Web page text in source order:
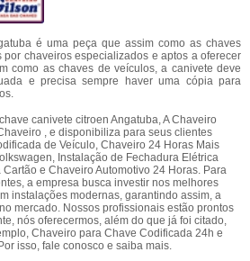
é uma peça que assim como as chaves
chaveiros especializados e aptos a oferecer
como as chaves de veículos, a canivete deve
e precisa sempre haver uma cópia para
canivete citroen Angatuba, A Chaveiro
, e disponibiliza para seus clientes
de Veículo, Chaveiro 24 Horas Mais
Instalação de Fechadura Elétrica
e Chaveiro Automotivo 24 Horas. Para
a empresa busca investir nos melhores
instalações modernas, garantindo assim, a
mercado. Nossos profissionais estão prontos
nós oferecermos, além do que já foi citado,
Chaveiro para Chave Codificada 24h e
isso, fale conosco e saiba mais.